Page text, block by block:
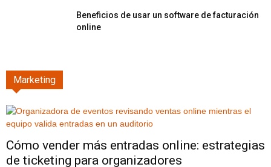
Beneficios de usar un software de facturación
online
Marketing
Cómo vender más entradas online: estrategias
de ticketing para organizadores